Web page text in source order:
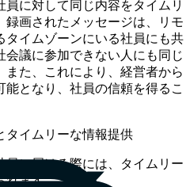
に対して同じ内容をタイムリ
録画されたメッセージは、リモ
タイムゾーンにいる社員にも共
議に参加できない人にも同じ
また、これにより、経営者から
となり、社員の信頼を得るこ
タイムリーな情報提供
に届ける際には、タイムリー
れます。